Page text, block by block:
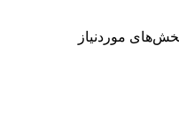
موردنیاز